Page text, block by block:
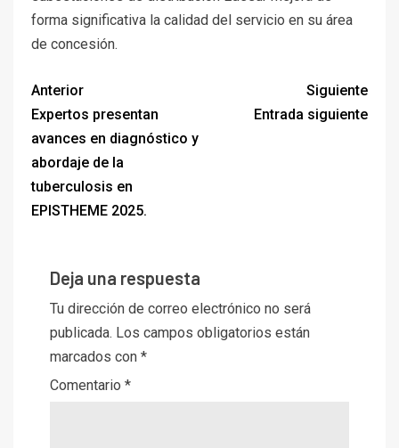
forma significativa la calidad del servicio en su área
de concesión.
Anterior
Expertos presentan
avances en diagnóstico y
abordaje de la
tuberculosis en
EPISTHEME 2025.
Siguiente
Entrada siguiente
Deja una respuesta
Tu dirección de correo electrónico no será
publicada. Los campos obligatorios están
marcados con *
Comentario *